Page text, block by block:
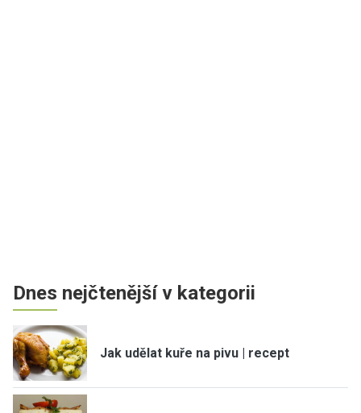
Dnes nejčtenější v kategorii
Jak udělat kuře na pivu | recept